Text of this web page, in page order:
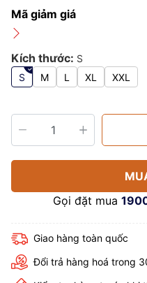
Mã giảm giá
Kích thước: S
S M L XL XXL
Gọi đặt mua
Giao hàng toàn quốc
Đổi trả hàng hoá trong